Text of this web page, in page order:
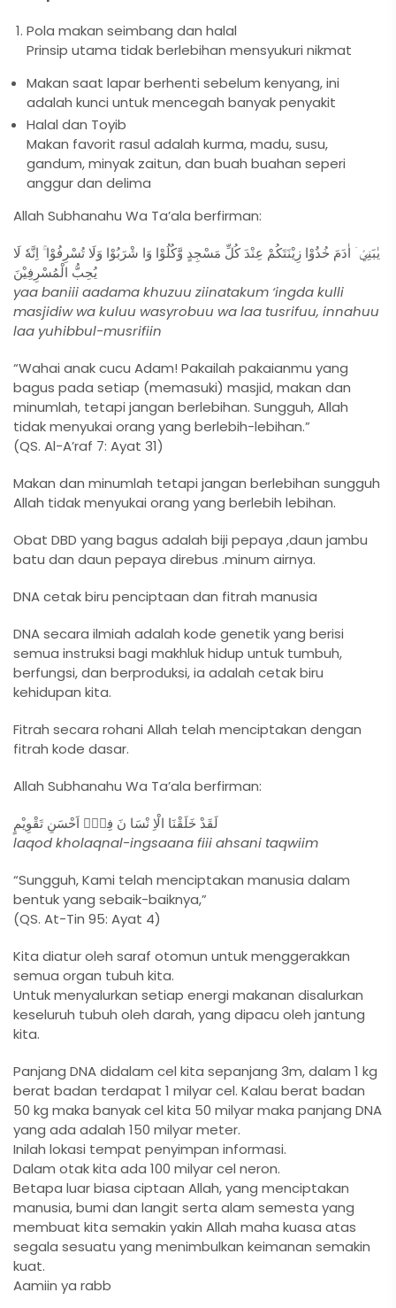
Pola makan seimbang dan halal
Prinsip utama tidak berlebihan mensyukuri nikmat
Makan saat lapar berhenti sebelum kenyang, ini
adalah kunci untuk mencegah banyak penyakit
Halal dan Toyib
Makan favorit rasul adalah kurma, madu, susu,
gandum, minyak zaitun, dan buah buahan seperi
anggur dan delima
Allah Subhanahu Wa Ta’ala berfirman:
يٰبَنِيْۤ اٰدَمَ خُذُوْا زِيْنَتَكُمْ عِنْدَ كُلِّ مَسْجِدٍ وَّكُلُوْا وَا شْرَبُوْا وَلَا تُسْرِفُوْا ۚ اِنَّهٗ لَا
يُحِبُّ الْمُسْرِفِيْنَ
yaa baniii aadama khuzuu ziinatakum ‘ingda kulli
masjidiw wa kuluu wasyrobuu wa laa tusrifuu, innahuu
laa yuhibbul-musrifiin
“Wahai anak cucu Adam! Pakailah pakaianmu yang
bagus pada setiap (memasuki) masjid, makan dan
minumlah, tetapi jangan berlebihan. Sungguh, Allah
tidak menyukai orang yang berlebih-lebihan.”
(QS. Al-A’raf 7: Ayat 31)
Makan dan minumlah tetapi jangan berlebihan sungguh
Allah tidak menyukai orang yang berlebih lebihan.
Obat DBD yang bagus adalah biji pepaya ,daun jambu
batu dan daun pepaya direbus .minum airnya.
DNA cetak biru penciptaan dan fitrah manusia
DNA secara ilmiah adalah kode genetik yang berisi
semua instruksi bagi makhluk hidup untuk tumbuh,
berfungsi, dan berproduksi, ia adalah cetak biru
kehidupan kita.
Fitrah secara rohani Allah telah menciptakan dengan
fitrah kode dasar.
Allah Subhanahu Wa Ta’ala berfirman:
laqod kholaqnal-ingsaana fiii ahsani taqwiim
“Sungguh, Kami telah menciptakan manusia dalam
bentuk yang sebaik-baiknya,”
(QS. At-Tin 95: Ayat 4)
Kita diatur oleh saraf otomun untuk menggerakkan
semua organ tubuh kita.
Untuk menyalurkan setiap energi makanan disalurkan
keseluruh tubuh oleh darah, yang dipacu oleh jantung
kita.
Panjang DNA didalam cel kita sepanjang 3m, dalam 1 kg
berat badan terdapat 1 milyar cel. Kalau berat badan
50 kg maka banyak cel kita 50 milyar maka panjang DNA
yang ada adalah 150 milyar meter.
Inilah lokasi tempat penyimpan informasi.
Dalam otak kita ada 100 milyar cel neron.
Betapa luar biasa ciptaan Allah, yang menciptakan
manusia, bumi dan langit serta alam semesta yang
membuat kita semakin yakin Allah maha kuasa atas
segala sesuatu yang menimbulkan keimanan semakin
kuat.
Aamiin ya rabb